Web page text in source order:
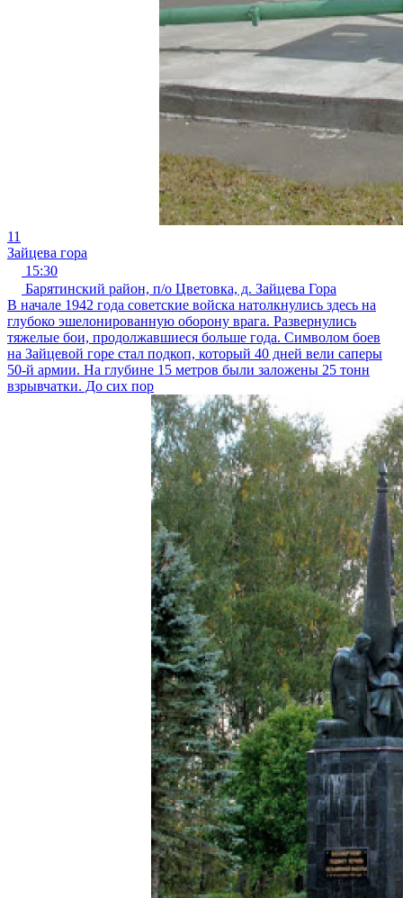
11
Зайцева гора
15:30
Барятинский район, п/о Цветовка, д. Зайцева Гора
В начале 1942 года советские войска натолкнулись здесь на
глубоко эшелонированную оборону врага. Развернулись
тяжелые бои, продолжавшиеся больше года. Символом боев
на Зайцевой горе стал подкоп, который 40 дней вели саперы
50-й армии. На глубине 15 метров были заложены 25 тонн
взрывчатки. До сих пор